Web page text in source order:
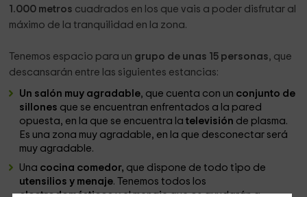
1.000 metros cuadrados en los que vais a poder disfrutar al
máximo de la tranquilidad en la zona.
Tenemos espacio para un grupo de unas 15 personas, que
descansarán entre las siguientes estancias:
Un salón muy agradable, que cuenta con un conjunto de
sillones que se encuentran enfrentados a la pared
opuesta, en la que se encuentra latelevisión de plasma.
Es una zona muy agradable, en la que desconectar será
muy agradable.
Una cocina comedor, que dispone de todo tipo de
utensilios y menaje. Tenemos todos los